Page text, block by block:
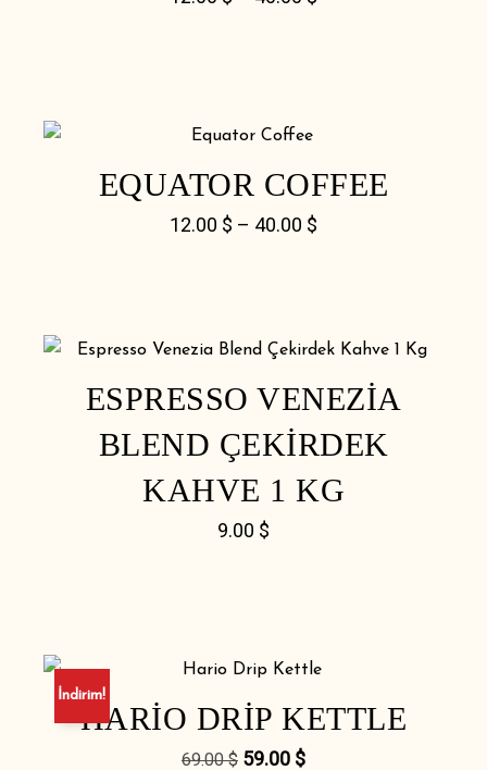
EQUATOR COFFEE
12.00 $ – 40.00 $
ESPRESSO VENEZIA
BLEND ÇEKIRDEK
KAHVE 1 KG
9.00 $
İndirim!
HARIO DRIP KETTLE
69.00$ 59.00 $